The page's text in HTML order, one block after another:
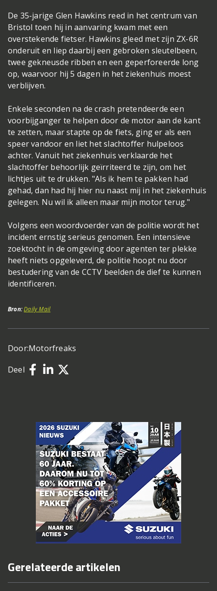
De 35-jarige Glen Hawkins reed in het centrum van
Bristol toen hij in aanvaring kwam met een
overstekende fietser. Hawkins gleed met zijn ZX-6R
onderuit en liep daarbij een gebroken sleutelbeen,
twee gekneusde ribben en een geperforeerde long
op, waarvoor hij 5 dagen in het ziekenhuis moest
verblijven.
Enkele seconden na de crash pretendeerde een
voorbijganger te helpen door de motor aan de kant
te zetten, maar stapte op de fiets, ging er als een
speer vandoor en liet het slachtoffer hulpeloos
achter. Vanuit het ziekenhuis verklaarde het
slachtoffer behoorlijk geïrriteerd te zijn, om het
lichtjes uit te drukken. "Als ik hem te pakken had
gehad, dan had hij hier nu naast mij in het ziekenhuis
gelegen. Nu wil ik alleen maar mijn motor terug."
Volgens een woordvoerder van de politie wordt het
incident ernstig serieus genomen. Een intensieve
zoektocht in de omgeving door agenten ter plekke
heeft niets opgeleverd, de politie hoopt nu door
bestudering van de CCTV beelden de dief te kunnen
identificeren.
Bron:Daily Mail
Door:Motorfreaks
Deel
Gerelateerde artikelen